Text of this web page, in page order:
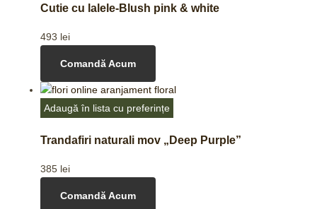
Cutie cu lalele-Blush pink & white
493 lei
Comandă Acum
Adaugă în lista cu preferințe
Trandafiri naturali mov „Deep Purple”
385 lei
Comandă Acum